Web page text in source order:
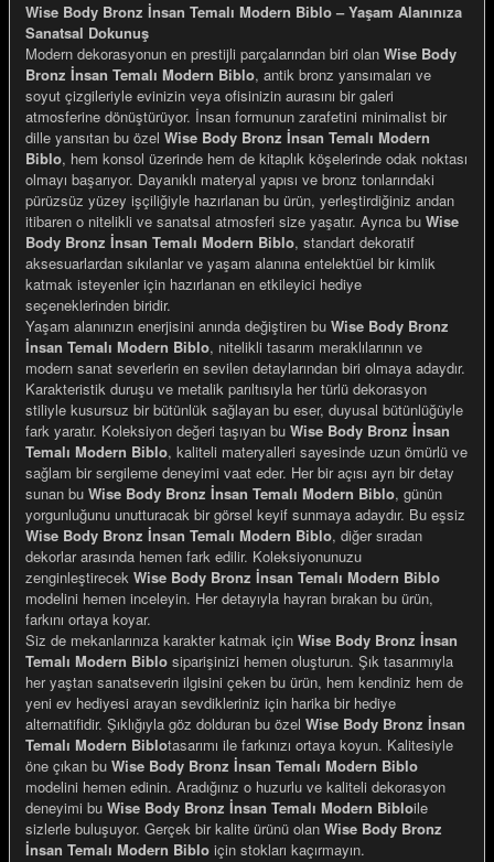
Gemiler
Wise Body Bronz İnsan Temalı Modern Biblo – Yaşam Alanınıza
Sanatsal Dokunuş
Modern dekorasyonun en prestijli parçalarından biri olan Wise Body
Bronz İnsan Temalı Modern Biblo, antik bronz yansımaları ve
soyut çizgileriyle evinizin veya ofisinizin aurasını bir galeri
atmosferine dönüştürüyor. İnsan formunun zarafetini minimalist bir
dille yansıtan bu özel Wise Body Bronz İnsan Temalı Modern
Biblo, hem konsol üzerinde hem de kitaplık köşelerinde odak noktası
olmayı başarıyor. Dayanıklı materyal yapısı ve bronz tonlarındaki
pürüzsüz yüzey işçiliğiyle hazırlanan bu ürün, yerleştirdiğiniz andan
itibaren o nitelikli ve sanatsal atmosferi size yaşatır. Ayrıca bu Wise
Body Bronz İnsan Temalı Modern Biblo, standart dekoratif
aksesuarlardan sıkılanlar ve yaşam alanına entelektüel bir kimlik
katmak isteyenler için hazırlanan en etkileyici hediye
seçeneklerinden biridir.
Yaşam alanınızın enerjisini anında değiştiren bu Wise Body Bronz
İnsan Temalı Modern Biblo, nitelikli tasarım meraklılarının ve
modern sanat severlerin en sevilen detaylarından biri olmaya adaydır.
Karakteristik duruşu ve metalik parıltısıyla her türlü dekorasyon
stiliyle kusursuz bir bütünlük sağlayan bu eser, duyusal bütünlüğüyle
fark yaratır. Koleksiyon değeri taşıyan bu Wise Body Bronz İnsan
Temalı Modern Biblo, kaliteli materyalleri sayesinde uzun ömürlü ve
sağlam bir sergileme deneyimi vaat eder. Her bir açısı ayrı bir detay
sunan bu Wise Body Bronz İnsan Temalı Modern Biblo, günün
yorgunluğunu unutturacak bir görsel keyif sunmaya adaydır. Bu eşsiz
Wise Body Bronz İnsan Temalı Modern Biblo, diğer sıradan
dekorlar arasında hemen fark edilir. Koleksiyonunuzu
zenginleştirecek Wise Body Bronz İnsan Temalı Modern Biblo
modelini hemen inceleyin. Her detayıyla hayran bırakan bu ürün,
farkını ortaya koyar.
Siz de mekanlarınıza karakter katmak için Wise Body Bronz İnsan
Temalı Modern Biblo siparişinizi hemen oluşturun. Şık tasarımıyla
her yaştan sanatseverin ilgisini çeken bu ürün, hem kendiniz hem de
yeni ev hediyesi arayan sevdikleriniz için harika bir hediye
alternatifidir. Şıklığıyla göz dolduran bu özel Wise Body Bronz İnsan
Temalı Modern Biblotasarımı ile farkınızı ortaya koyun. Kalitesiyle
öne çıkan bu Wise Body Bronz İnsan Temalı Modern Biblo
modelini hemen edinin. Aradığınız o huzurlu ve kaliteli dekorasyon
deneyimi bu Wise Body Bronz İnsan Temalı Modern Bibloile
sizlerle buluşuyor. Gerçek bir kalite ürünü olan Wise Body Bronz
İnsan Temalı Modern Biblo için stokları kaçırmayın.